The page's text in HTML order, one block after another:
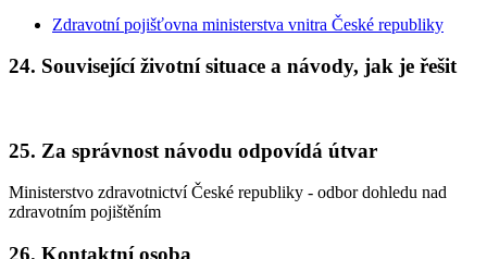
Zdravotní pojišťovna ministerstva vnitra České republiky
24. Související životní situace a návody, jak je řešit
25. Za správnost návodu odpovídá útvar
Ministerstvo zdravotnictví České republiky - odbor dohledu nad
zdravotním pojištěním
26. Kontaktní osoba